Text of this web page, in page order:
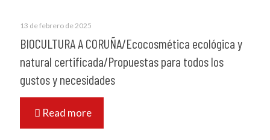
13 de febrero de 2025
BIOCULTURA A CORUÑA/Ecocosmética ecológica y
natural certificada/Propuestas para todos los
gustos y necesidades
Read more